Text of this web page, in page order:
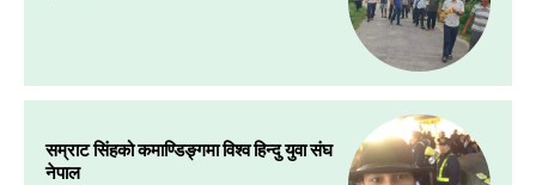
सम्राट सिंहको कमाण्डिङ्गमा विश्व हिन्दु युवा संघ
नेपाल